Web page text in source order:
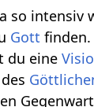
so intensiv
Gott finden.
du eine